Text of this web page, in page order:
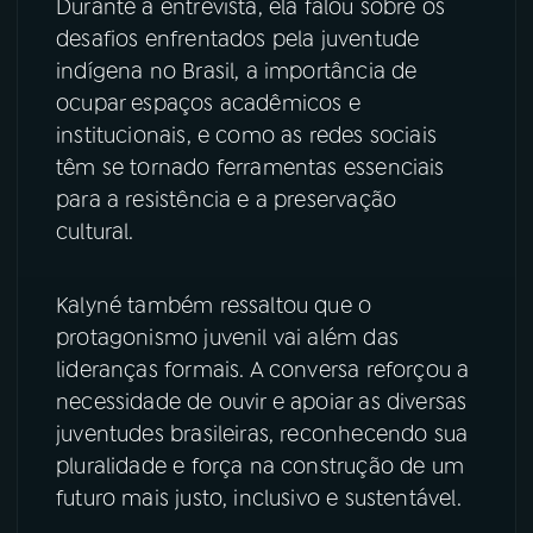
Durante a entrevista, ela falou sobre os
desafios enfrentados pela juventude
indígena no Brasil, a importância de
ocupar espaços acadêmicos e
institucionais, e como as redes sociais
têm se tornado ferramentas essenciais
para a resistência e a preservação
cultural.
Kalyné também ressaltou que o
protagonismo juvenil vai além das
lideranças formais. A conversa reforçou a
necessidade de ouvir e apoiar as diversas
juventudes brasileiras, reconhecendo sua
pluralidade e força na construção de um
futuro mais justo, inclusivo e sustentável.